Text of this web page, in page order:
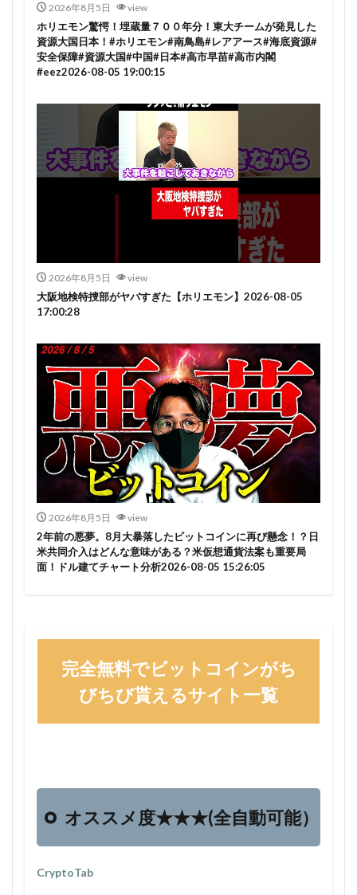
2026年8月5日 view
ホリエモン驚愕！埋蔵量７００年分！東大チームが発見した
資源大国日本！#ホリエモン#南鳥島#レアアース#海底資源#
安全保障#資源大国#中国#日本#高市早苗#高市内閣
#eez2026-08-05 19:00:15
2026年8月5日 view
大阪地検特捜部がヤバすぎた【ホリエモン】2026-08-05
17:00:28
2026年8月5日 view
2年前の悪夢。8月大暴落したビットコインに再び懸念！？日
米共同介入はどんな意味がある？米仮想通貨法案も重要局
面！ドル建てチャート分析2026-08-05 15:26:05
完全無料でビットコインがち
びちび貰えるサイト一覧
オススメ度★★★(全自動可能）
CryptoTab